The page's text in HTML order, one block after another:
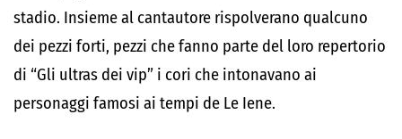
stadio. Insieme al cantautore rispolverano qualcuno
dei pezzi forti, pezzi che fanno parte del loro repertorio
di “Gli ultras dei vip” i cori che intonavano ai
personaggi famosi ai tempi de Le Iene.